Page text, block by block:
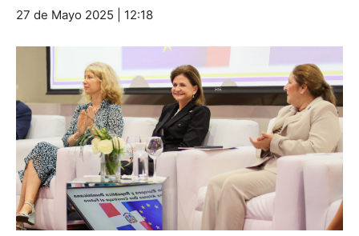
27 de Mayo 2025 | 12:18